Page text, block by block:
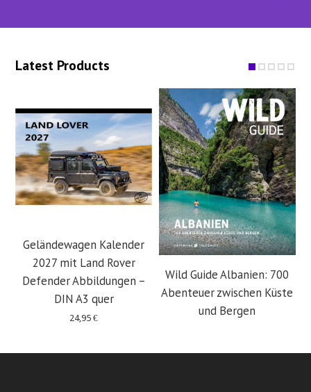
Latest Products
Geländewagen Kalender
2027 mit Land Rover
Defender Abbildungen –
DIN A3 quer
24,95€
Wild Guide Albanien: 700
Abenteuer zwischen Küste
und Bergen